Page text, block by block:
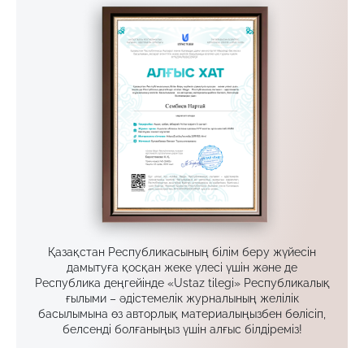
Қазақстан Республикасының білім беру жүйесін
дамытуға қосқан жеке үлесі үшін және де
Республика деңгейінде «Ustaz tilegi» Республикалық
ғылыми – әдістемелік журналының желілік
басылымына өз авторлық материалыңызбен бөлісіп,
белсенді болғаныңыз үшін алғыс білдіреміз!